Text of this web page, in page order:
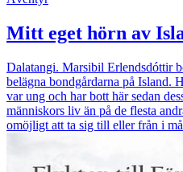
Mitt eget hörn av
Dalatangi. Marsibil Erlendsdóttir
belägna bondgårdarna på Island.
var ung och har bott här sedan
människors liv än på de flesta
omöjligt att ta sig till eller från i